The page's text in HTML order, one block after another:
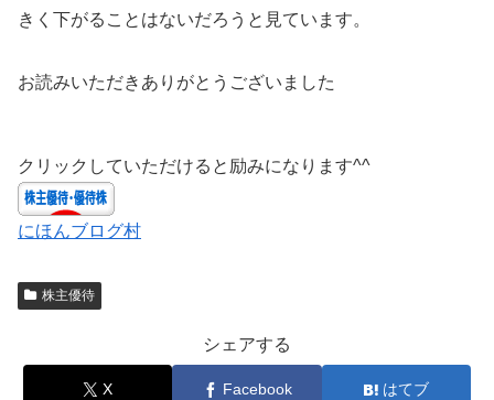
きく下がることはないだろうと見ています。
お読みいただきありがとうございました
クリックしていただけると励みになります^^
にほんブログ村
株主優待
シェアする
X Facebook はてブ